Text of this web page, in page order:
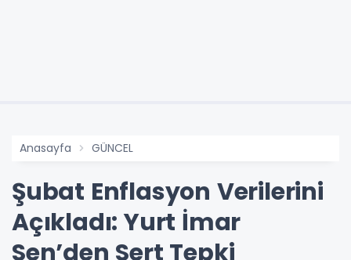
Anasayfa GÜNCEL
Şubat Enflasyon Verilerini
Açıkladı: Yurt İmar
Sen’den Sert Tepki